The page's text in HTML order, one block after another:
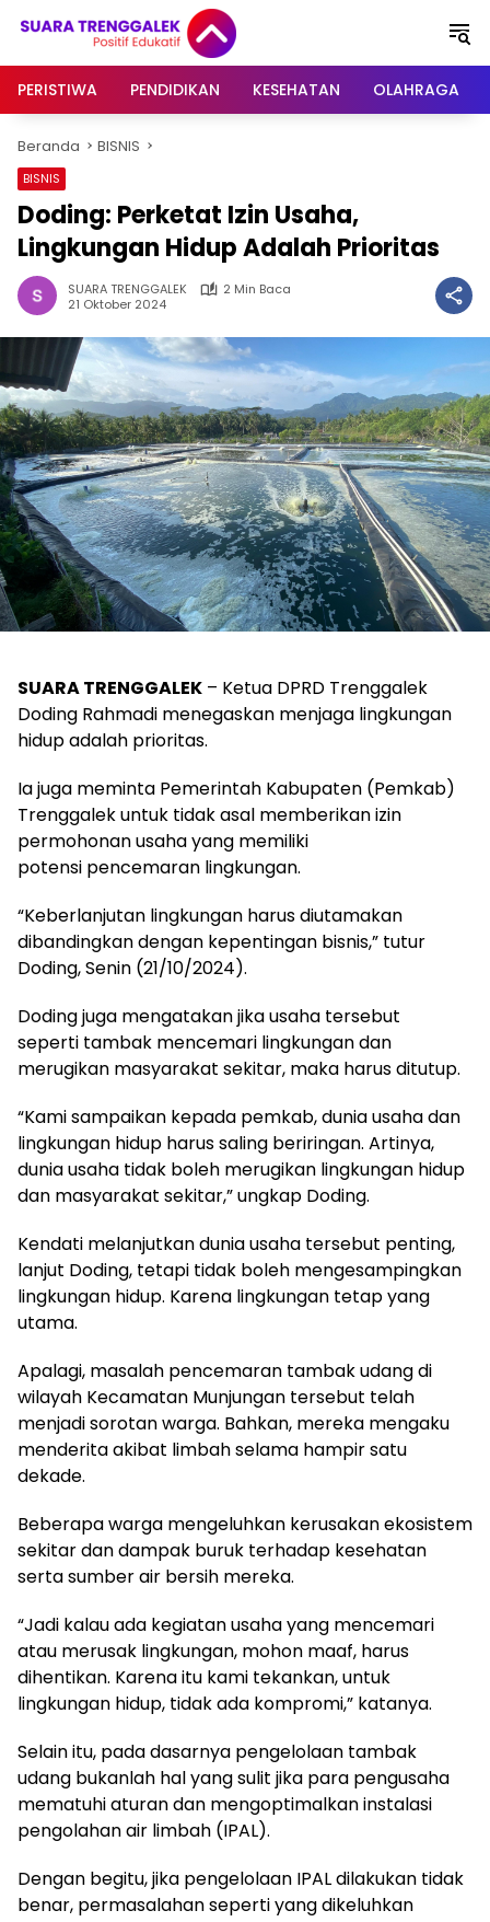
PERISTIWA
PENDIDIKAN KESEHATAN OLAHRAGA
Beranda BISNIS
BISNIS
Doding: Perketat Izin Usaha,
Lingkungan Hidup Adalah Prioritas
SUARA TRENGGALEK
2 Min Baca
21 Oktober 2024
SUARA TRENGGALEK – Ketua DPRD Trenggalek
Doding Rahmadi menegaskan menjaga lingkungan
hidup adalah prioritas.
Ia juga meminta Pemerintah Kabupaten (Pemkab)
Trenggalek untuk tidak asal memberikan izin
permohonan usaha yang memiliki
potensi pencemaran lingkungan.
“Keberlanjutan lingkungan harus diutamakan
dibandingkan dengan kepentingan bisnis,” tutur
Doding, Senin (21/10/2024).
Doding juga mengatakan jika usaha tersebut
seperti tambak mencemari lingkungan dan
merugikan masyarakat sekitar, maka harus ditutup.
“Kami sampaikan kepada pemkab, dunia usaha dan
lingkungan hidup harus saling beriringan. Artinya,
dunia usaha tidak boleh merugikan lingkungan hidup
dan masyarakat sekitar,” ungkap Doding.
Kendati melanjutkan dunia usaha tersebut penting,
lanjut Doding, tetapi tidak boleh mengesampingkan
lingkungan hidup. Karena lingkungan tetap yang
utama.
Apalagi, masalah pencemaran tambak udang di
wilayah Kecamatan Munjungan tersebut telah
menjadi sorotan warga. Bahkan, mereka mengaku
menderita akibat limbah selama hampir satu
dekade.
Beberapa warga mengeluhkan kerusakan ekosistem
sekitar dan dampak buruk terhadap kesehatan
serta sumber air bersih mereka.
“Jadi kalau ada kegiatan usaha yang mencemari
atau merusak lingkungan, mohon maaf, harus
dihentikan. Karena itu kami tekankan, untuk
lingkungan hidup, tidak ada kompromi,” katanya.
Selain itu, pada dasarnya pengelolaan tambak
udang bukanlah hal yang sulit jika para pengusaha
mematuhi aturan dan mengoptimalkan instalasi
pengolahan air limbah (IPAL).
Dengan begitu, jika pengelolaan IPAL dilakukan tidak
benar, permasalahan seperti yang dikeluhkan